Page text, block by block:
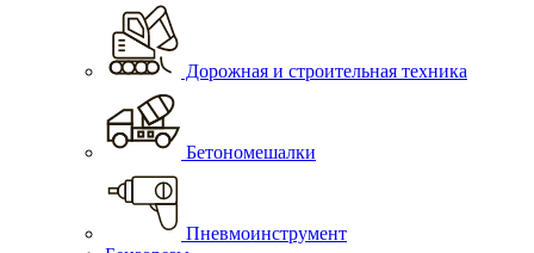
Дорожная и строительная техника
Бетономешалки
Пневмоинструмент